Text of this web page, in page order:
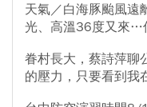
天氣／白海豚颱風遠
光、高溫36度又來…
眷村長大，蔡詩萍聊
的壓力，只要看到我